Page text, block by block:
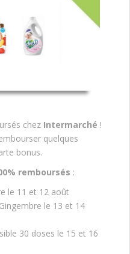
chez Intermarché !
quelques
bonus.
remboursés :
le 11 et 12 août
le 13 et 14
30 doses le 15 et 16